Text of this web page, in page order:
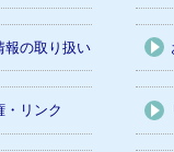
報の取り扱い
・リンク